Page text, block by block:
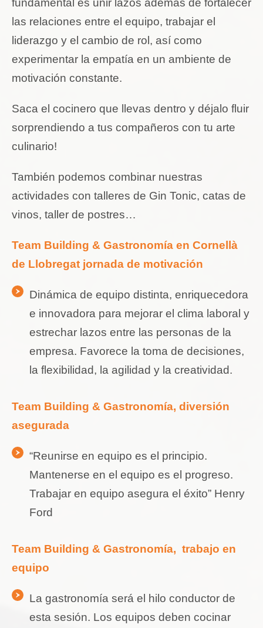
fundamental es unir lazos además de fortalecer
las relaciones entre el equipo, trabajar el
liderazgo y el cambio de rol, así como
experimentar la empatía en un ambiente de
motivación constante.
Saca el cocinero que llevas dentro y déjalo fluir
sorprendiendo a tus compañeros con tu arte
culinario!
También podemos combinar nuestras
actividades con talleres de Gin Tonic, catas de
vinos, taller de postres…
Team Building & Gastronomía en Cornellà
de Llobregat jornada de motivación
Dinámica de equipo distinta, enriquecedora
e innovadora para mejorar el clima laboral y
estrechar lazos entre las personas de la
empresa. Favorece la toma de decisiones,
la flexibilidad, la agilidad y la creatividad.
Team Building & Gastronomía, diversión
asegurada
“Reunirse en equipo es el principio.
Mantenerse en el equipo es el progreso.
Trabajar en equipo asegura el éxito” Henry
Ford
Team Building & Gastronomía, trabajo en
equipo
La gastronomía será el hilo conductor de
esta sesión. Los equipos deben cocinar